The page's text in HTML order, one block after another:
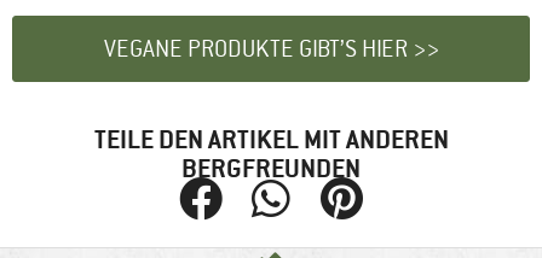
VEGANE PRODUKTE GIBT’S HIER >>
TEILE DEN ARTIKEL MIT ANDEREN
BERGFREUNDEN